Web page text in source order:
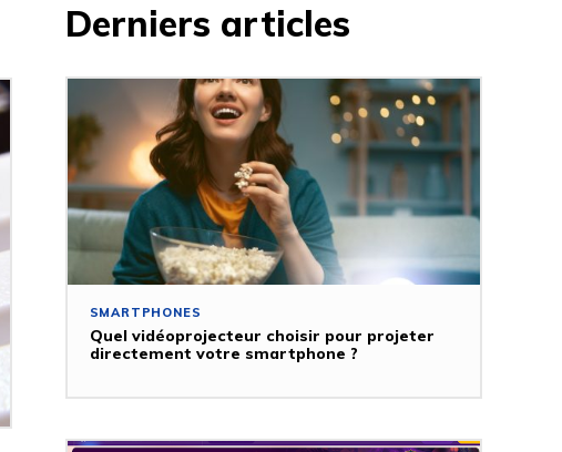
Derniers articles
SMARTPHONES
Quel vidéoprojecteur choisir pour projeter
directement votre smartphone ?